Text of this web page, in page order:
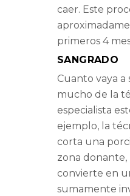
caer. Este
primeros 4
SANGRADO
Cuanto vaya
mucho de la
especialista
ejemplo, la
corta una
zona donante,
convierte en
sumamente